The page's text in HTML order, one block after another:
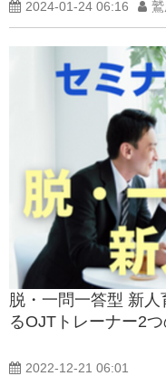
2024-01-24 06:16
脱・一問一答型 新人
るOJTトレーナー2つ
2022-12-21 06:01